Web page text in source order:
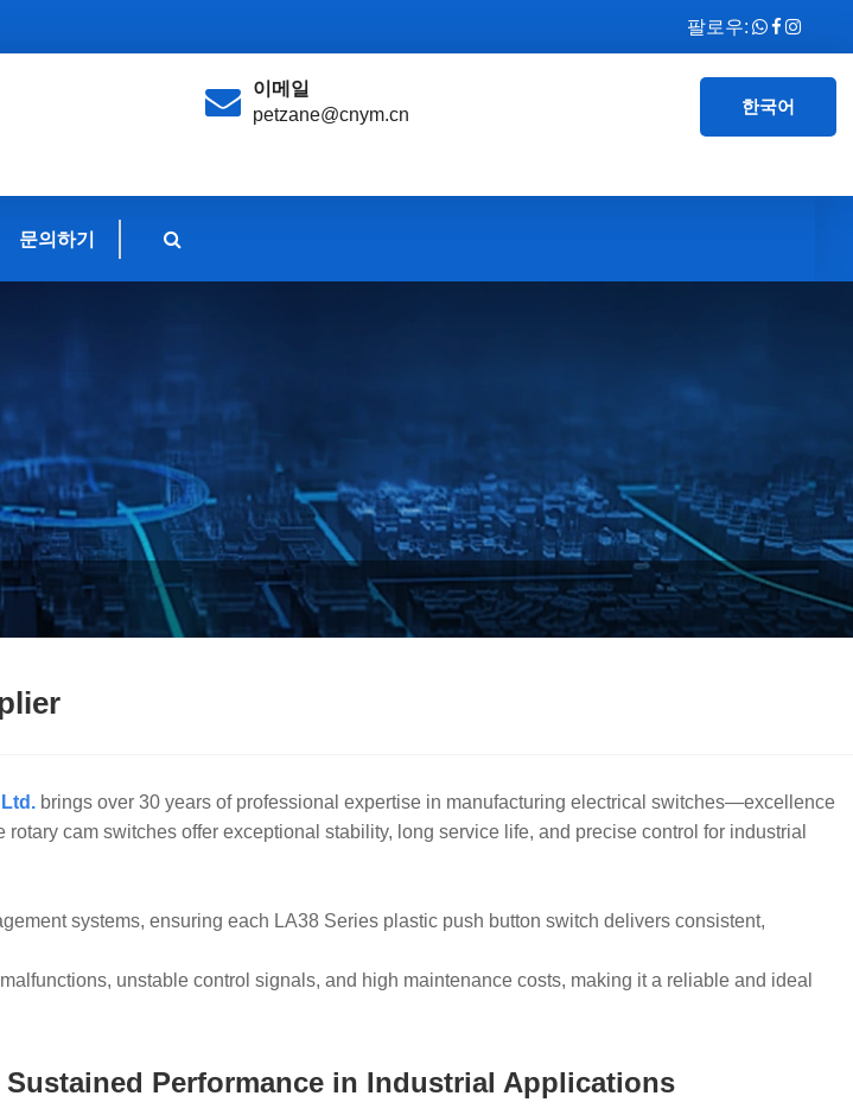
팔로우:
이메일
petzane@cnym.cn
한국어
문의하기
brings over 30 years of professional expertise in manufacturing electrical switches—excellence
cam switches offer exceptional stability, long service life, and precise control for industrial
systems, ensuring each LA38 Series plastic push button switch delivers consistent,
unstable control signals, and high maintenance costs, making it a reliable and ideal
Performance in Industrial Applications